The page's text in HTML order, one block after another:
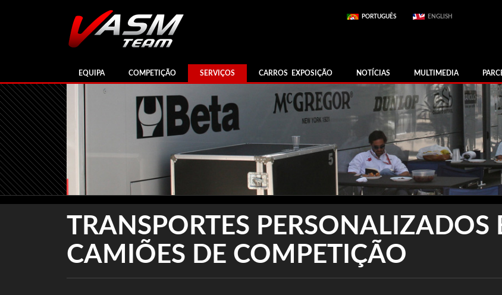
PORTUGUÊS ENGLISH
EQUIPA COMPETIÇÃO SERVIÇOS CARROS EXPOSIÇÃO NOTÍCIAS MULTIMEDIA
TRANSPORTES PERSONALIZADOS
CAMIÕES DE COMPETIÇÃO